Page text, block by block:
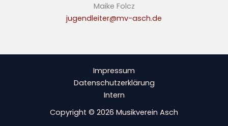
Maike Folcz
jugendleiter@mv-asch.de
Impressum
Datenschutzerklärung
Intern
Copyright © 2026 Musikverein Asch